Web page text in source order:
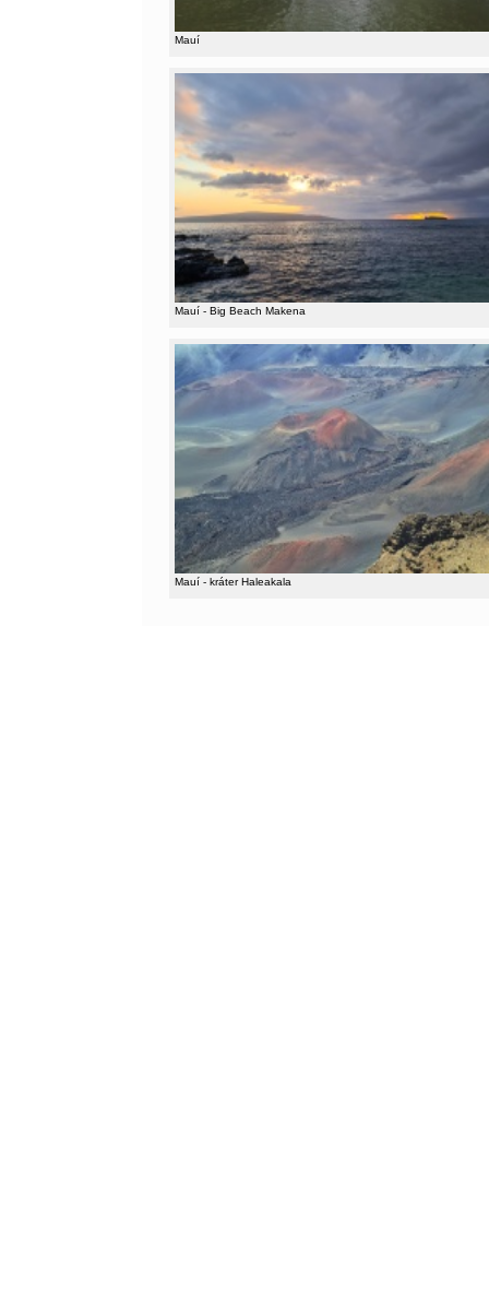
Mauí
Mauí - Big Beach Makena
Mauí - kráter Haleakala